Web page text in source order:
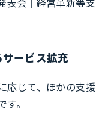
ービス拡充
応じて、ほかの支援
。